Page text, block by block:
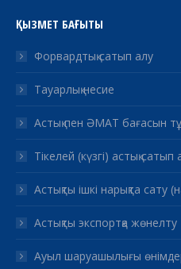
ҚЫЗМЕТ БАҒЫТЫ
Форвардтық сатып алу
Тауарлық несие
Астық пен ӘМАТ бағасын
Тікелей (күзгі) астық сатып
Астықты ішкі нарықта сату
Астықты экспортқа жөнелту
Ауыл шаруашылығы